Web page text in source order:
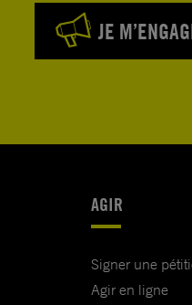
JE
AGIR
Signer une
Agir en ligne